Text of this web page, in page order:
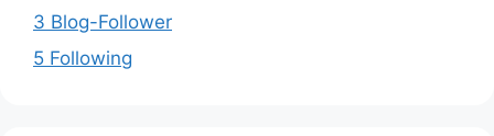
3 Blog-Follower
5 Following